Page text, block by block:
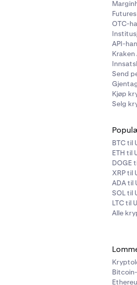
OTC-
API-
Kraken
Send
Kjøp
Selg
BTC til
ETH til
DOGE
XRP til
ADA til
SOL til
LTC til
Alle